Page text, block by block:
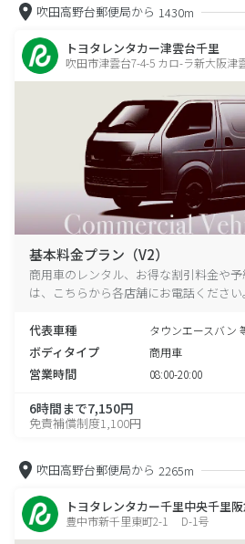
吹田高野台郵便局から 1430m
トヨタレンタカー津雲台千里
吹田市津雲台7-4-5 カロ-ラ新大阪津
基本料金プラン（V2）
商用車のレンタル、お得な割引料金や
は、こちらから各店舗にお電話ください。
代表車種 タウンエースバン
ボディタイプ 商用車
営業時間 08:00-20:00
6時間まで7,150円
免責補償制度1,100円
吹田高野台郵便局から 2265m
トヨタレンタカー千里中央千里
豊中市新千里東町2-1 D-1号